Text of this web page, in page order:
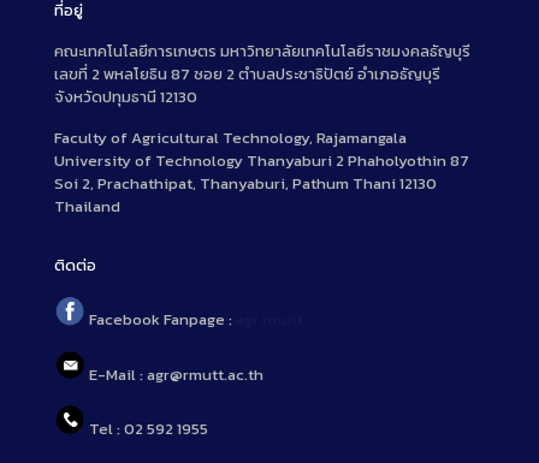
ที่อยู่
คณะเทคโนโลยีการเกษตร มหาวิทยาลัยเทคโนโลยีราชมงคลธัญบุรี
เลขที่ 2 พหลโยธิน 87 ซอย 2 ตำบลประชาธิปัตย์ อำเภอธัญบุรี
จังหวัดปทุมธานี 12130
Faculty of Agricultural Technology, Rajamangala
University of Technology Thanyaburi 2 Phaholyothin 87
Soi 2, Prachathipat, Thanyaburi, Pathum Thani 12130
Thailand
ติดต่อ
Facebook Fanpage :
E-Mail : agr@rmutt.ac.th
Tel : 02 592 1955